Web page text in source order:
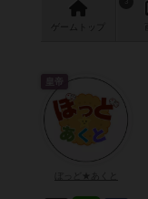
ゲーム
皇帝